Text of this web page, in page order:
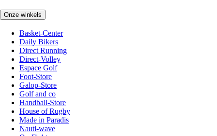
Onze winkels
Basket-Center
Daily Bikers
Direct Running
Direct-Volley
Espace Golf
Foot-Store
Galop-Store
Golf and co
Handball-Store
House of Rugby
Made in Paradis
Nauti-wave